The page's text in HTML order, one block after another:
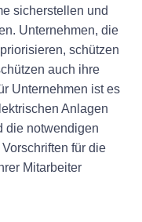
sicherstellen und
Unternehmen, die
schützen
auch ihre
Unternehmen ist es
Anlagen
die notwendigen
für die
Mitarbeiter